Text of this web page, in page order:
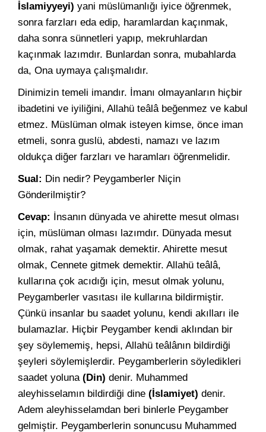
İslamiyyeyi) yani müslümanlığı iyice öğrenmek,
sonra farzları eda edip, haramlardan kaçınmak,
daha sonra sünnetleri yapıp, mekruhlardan
kaçınmak lazımdır. Bunlardan sonra, mubahlarda
da, Ona uymaya çalışmalıdır.
Dinimizin temeli imandır. İmanı olmayanların hiçbir
ibadetini ve iyiliğini, Allahü teâlâ beğenmez ve kabul
etmez. Müslüman olmak isteyen kimse, önce iman
etmeli, sonra guslü, abdesti, namazı ve lazım
oldukça diğer farzları ve haramları öğrenmelidir.
Sual: Din nedir? Peygamberler Niçin
Gönderilmiştir?
Cevap: İnsanın dünyada ve ahirette mesut olması
için, müslüman olması lazımdır. Dünyada mesut
olmak, rahat yaşamak demektir. Ahirette mesut
olmak, Cennete gitmek demektir. Allahü teâlâ,
kullarına çok acıdığı için, mesut olmak yolunu,
Peygamberler vasıtası ile kullarına bildirmiştir.
Çünkü insanlar bu saadet yolunu, kendi akılları ile
bulamazlar. Hiçbir Peygamber kendi aklından bir
şey söylememiş, hepsi, Allahü teâlânın bildirdiği
şeyleri söylemişlerdir. Peygamberlerin söyledikleri
saadet yoluna (Din) denir. Muhammed
aleyhisselamın bildirdiği dine (İslamiyet) denir.
Adem aleyhisselamdan beri binlerle Peygamber
gelmiştir. Peygamberlerin sonuncusu Muhammed